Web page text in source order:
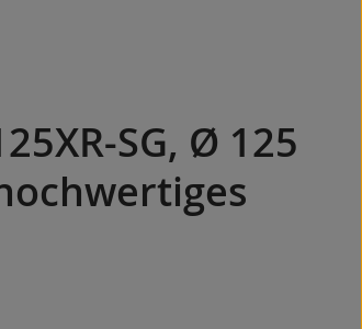
SG, Ø 125